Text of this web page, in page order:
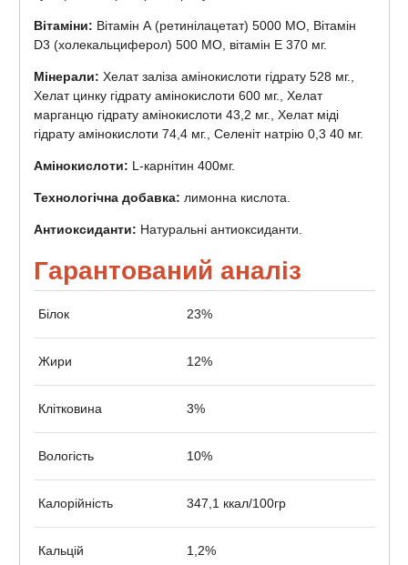
Вітаміни: Вітамін А (ретинілацетат) 5000 МО, Вітамін
D3 (холекальциферол) 500 МО, вітамін Е 370 мг.
Мінерали: Хелат заліза амінокислоти гідрату 528 мг.,
Хелат цинку гідрату амінокислоти 600 мг., Хелат
марганцю гідрату амінокислоти 43,2 мг., Хелат міді
гідрату амінокислоти 74,4 мг., Селеніт натрію 0,3 40 мг.
Амінокислоти: L-карнітин 400мг.
Технологічна добавка: лимонна кислота.
Антиоксиданти: Натуральні антиоксиданти.
Гарантований аналіз
Білок 23%
Жири 12%
Клітковина 3%
Вологість 10%
Калорійність 347,1 ккал/100гр
Кальцій 1,2%